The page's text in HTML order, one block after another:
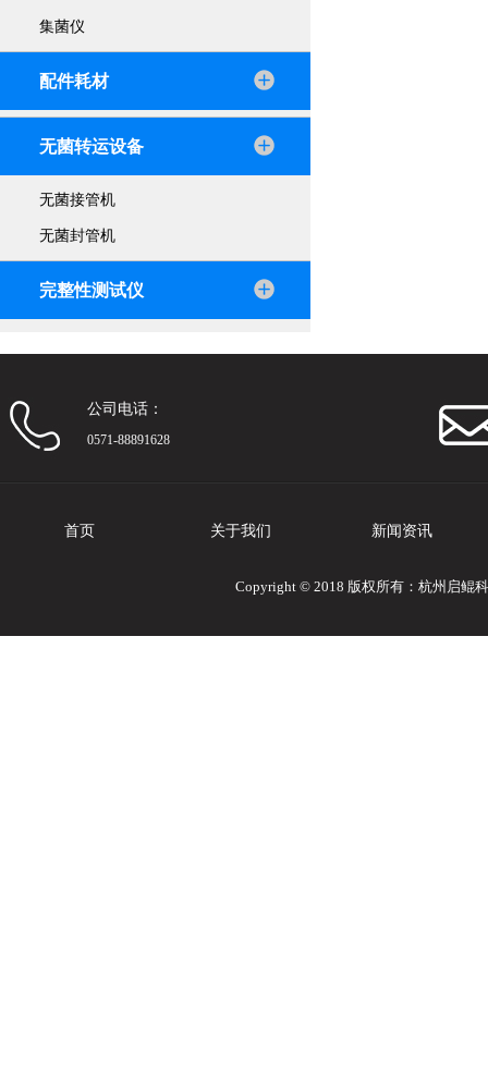
集菌仪
配件耗材
无菌转运设备
无菌接管机
无菌封管机
完整性测试仪
公司电话：
0571-88891628
首页 关于我们 新闻资讯
Copyright © 2018 版权所有：杭州启鲲